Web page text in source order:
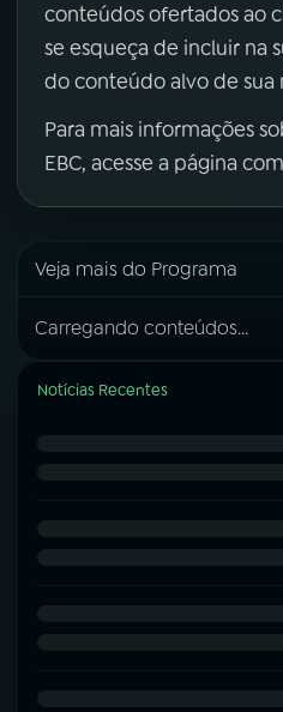
conteúdos ofertados ao
se esqueça de incluir na
do conteúdo alvo de sua
Para mais informações
EBC, acesse a página
Veja mais do Programa
Carregando conteúdos...
Notícias Recentes